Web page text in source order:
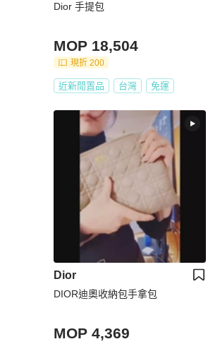
Dior 手提包
MOP 18,504
現折 200
近新閒置品 台灣 免運
Dior
DIOR迪奧收納包手拿包
MOP 4,369